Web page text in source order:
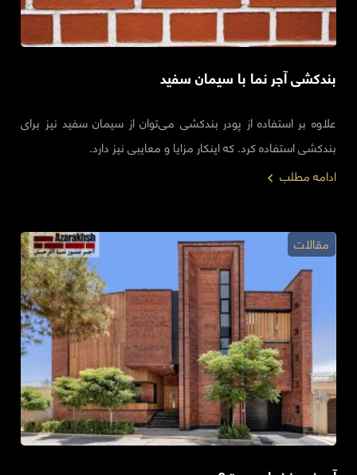
بندکشی آجر نما با سیمان سفید
علاوه بر استفاده از پودر بندکشی می‌توان از سیمان سفید نیز برای
بندکشی استفاده کرد. که اینکار مزایا و معایبی نیز دارد.
ادامه مطلب
مقالات